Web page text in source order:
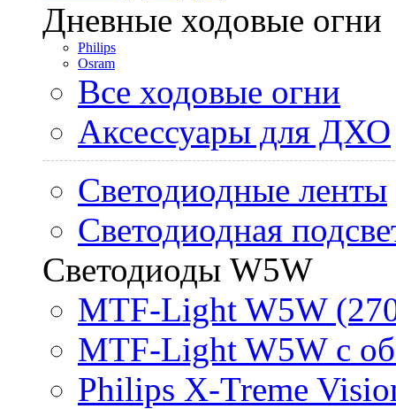
Дневные ходовые огни
Philips
Osram
Все ходовые огни
Аксессуары для ДХО
Светодиодные ленты
Светодиодная
Светодиоды W5W
MTF-Light W5W
MTF-Light W5W с
Philips X-Treme